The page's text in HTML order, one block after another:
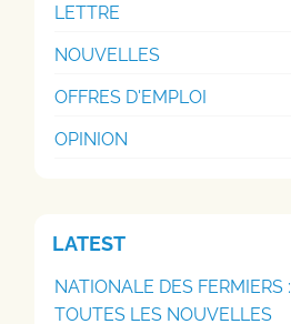
LETTRE
NOUVELLES
OFFRES D'EMPLOI
OPINION
LATEST
NATIONALE DES FERMIERS :
TOUTES LES NOUVELLES